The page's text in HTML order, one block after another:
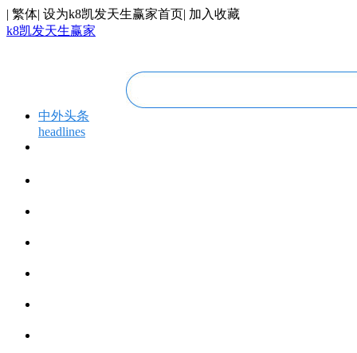
| 繁体| 设为k8凯发天生赢家首页| 加入收藏
k8凯发天生赢家
中外头条
headlines